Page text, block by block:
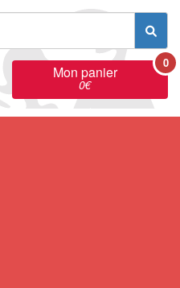
Mon panier
0€
0